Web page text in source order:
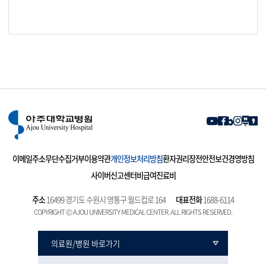
이메일주소무단수집거부이용약관개인정보처리방침환자권리장전안전보건경영방침
사이버신고센터비급여진료비
주소16499 경기도 수원시 영통구 월드컵로 164 대표전화1688-6114
COPYRIGHT Ⓒ AJOU UNIVERSITY MEDICAL CENTER. ALL RIGHTS RESERVED.
의료원/병원 바로가기